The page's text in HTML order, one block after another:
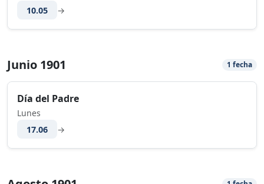
10.05
→
Junio 1901 1 fecha
Día del Padre
Lunes
17.06
→